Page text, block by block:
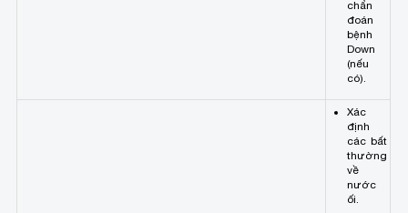
chẩn
đoán
bệnh
Down
(nếu
có).
Xác
định
các bất
thường
về
nước
ối.